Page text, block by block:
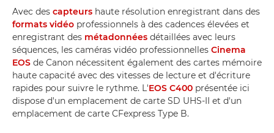
Avec des capteurs haute résolution enregistrant dans des
formats vidéo professionnels à des cadences élevées et
enregistrant des métadonnées détaillées avec leurs
séquences, les caméras vidéo professionnelles Cinema
EOS de Canon nécessitent également des cartes mémoire
haute capacité avec des vitesses de lecture et d'écriture
rapides pour suivre le rythme. L'EOS C400 présentée ici
dispose d'un emplacement de carte SD UHS-II et d'un
emplacement de carte CFexpress Type B.